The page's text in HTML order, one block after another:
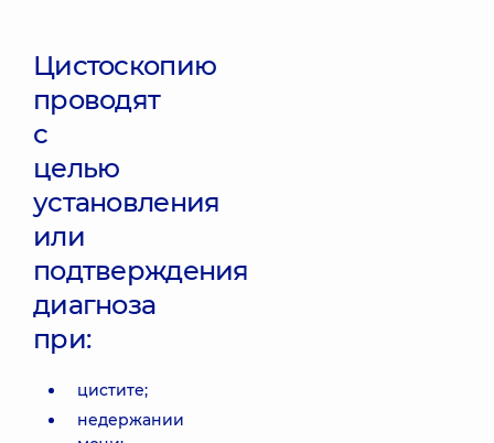
Цистоскопию
проводят
с
целью
установления
или
подтверждения
диагноза
при:
цистите;
недержании